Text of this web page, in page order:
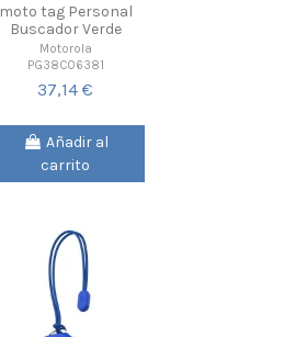
moto tag Personal
Buscador Verde
Motorola
PG38C06381
37,14 €
Añadir al
carrito